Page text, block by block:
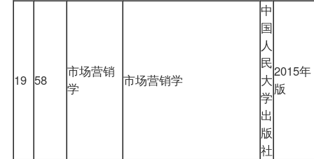
19 58
市场营销
学
市场营销学
中
国
人
民
大
学
出
版
社
2015年
版